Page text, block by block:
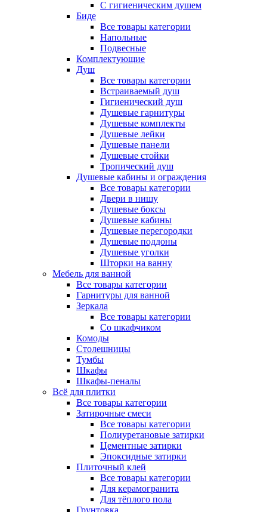
С гигиеническим душем
Биде
Все товары категории
Напольные
Подвесные
Комплектующие
Душ
Все товары категории
Встраиваемый душ
Гигиенический душ
Душевые гарнитуры
Душевые комплекты
Душевые лейки
Душевые панели
Душевые стойки
Тропический душ
Душевые кабины и ограждения
Все товары категории
Двери в нишу
Душевые боксы
Душевые кабины
Душевые перегородки
Душевые поддоны
Душевые уголки
Шторки на ванну
Мебель для ванной
Все товары категории
Гарнитуры для ванной
Зеркала
Все товары категории
Со шкафчиком
Комоды
Столешницы
Тумбы
Шкафы
Шкафы-пеналы
Всё для плитки
Все товары категории
Затирочные смеси
Все товары категории
Полиуретановые затирки
Цементные затирки
Эпоксидные затирки
Плиточный клей
Все товары категории
Для керамогранита
Для тёплого пола
Грунтовка